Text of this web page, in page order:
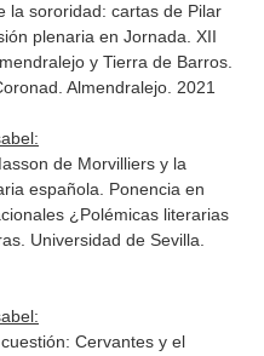
la sororidad: cartas de Pilar
plenaria en Jornada. XII
y Tierra de Barros.
Almendralejo. 2021
de Morvilliers y la
española. Ponencia en
¿Polémicas literarias
Universidad de Sevilla.
Cervantes y el